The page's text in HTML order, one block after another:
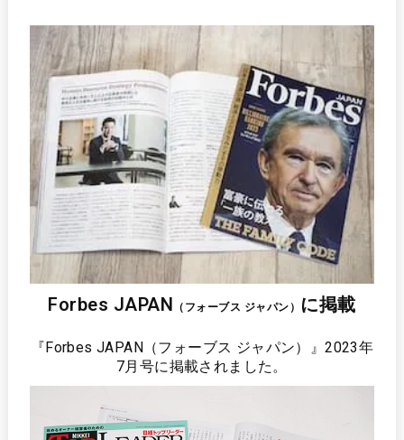
Forbes JAPAN （フォーブス ジャパン） に掲載
『Forbes JAPAN（フォーブス ジャパン）』2023年
7月号に掲載されました。